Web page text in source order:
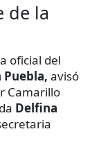
de la
oficial del
Puebla, avisó
Camarillo
Delfina